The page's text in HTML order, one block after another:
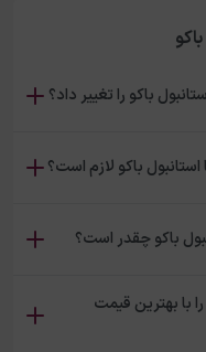
باکو را تغییر داد؟
باکو لازم است؟
باکو چقدر است؟
با بهترین قیمت